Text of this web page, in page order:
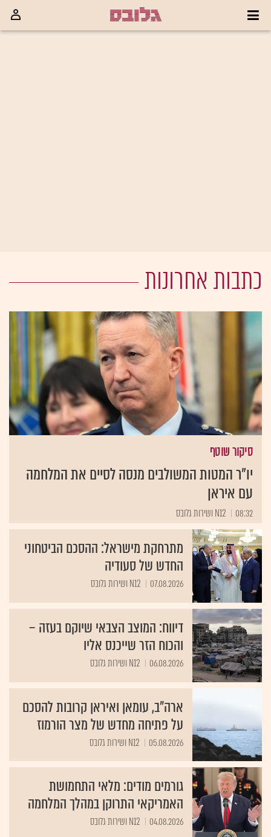
כתבות אחרונות
סיקור שוטף
יו"ר המטות המשולבים מנסה לסיים את המלחמה
עם איראן
08:32 N12 ושירות גלובס
מתרחקת מישראל: ההסכם הביטחוני
החדש של סעודיה
07.08.2026 N12 ושירות גלובס
דיווח: המוצב הצבאי שיוקם בעזה –
והכוח הזר שייכנס אליו
06.08.2026 N12 ושירות גלובס
ארה"ב, עומאן ואיראן קרובות להסכם
על פתיחה מחדש של מצר הורמוז
05.08.2026 N12 ושירות גלובס
גורמים מודים: מלאי התחמושת
האמריקאי התרוקן במהלך המלחמה
04.08.2026 N12 ושירות גלובס